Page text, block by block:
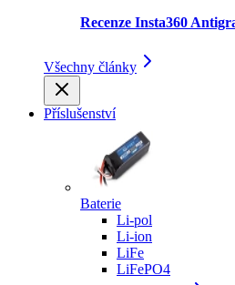
Recenze Insta360
Všechny články
Příslušenství
Baterie
Li-pol
Li-ion
LiFe
LiFePO4